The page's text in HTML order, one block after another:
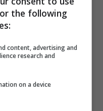
la forza lavoro,
gli anziani. La
per fare cose
quindi,
potrebbe
alle
the following
content, advertising and
research and
on a device